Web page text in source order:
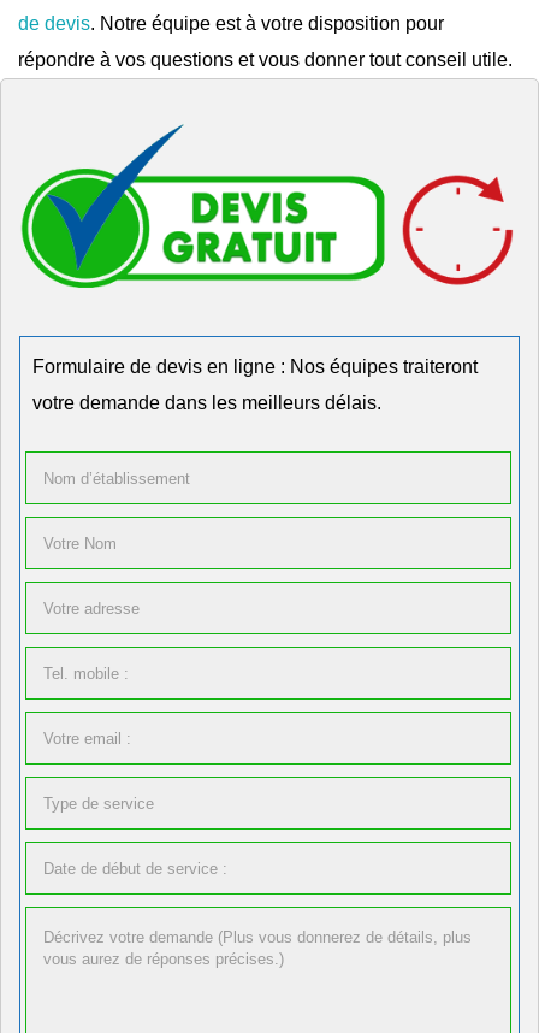
de devis. Notre équipe est à votre disposition pour
répondre à vos questions et vous donner tout conseil utile.
Formulaire de devis en ligne : Nos équipes traiteront
votre demande dans les meilleurs délais.